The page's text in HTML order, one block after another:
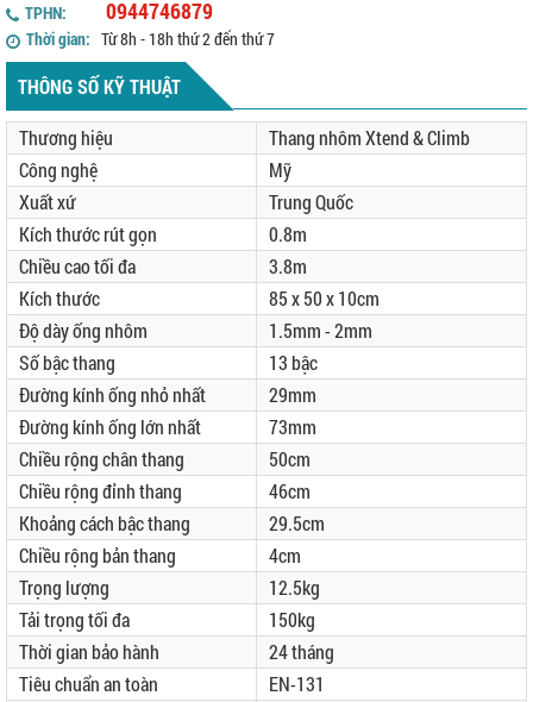
TPHN:
0944746879
Thời gian: Từ 8h - 18h thứ 2 đến thứ 7
THÔNG SỐ KỸ THUẬT
Thương hiệu
Thang nhôm Xtend & Climb
Công nghệ
Mỹ
Xuất xứ
Trung Quốc
Kích thước rút gọn
0.8m
Chiều cao tối đa
3.8m
Kích thước
85 x 50 x 10cm
Độ dày ống nhôm
1.5mm - 2mm
Số bậc thang
13 bậc
Đường kính ống nhỏ nhất
29mm
Đường kính ống lớn nhất
73mm
Chiều rộng chân thang
50cm
Chiều rộng đỉnh thang
46cm
Khoảng cách bậc thang
29.5cm
Chiều rộng bản thang
4cm
Trọng lượng
12.5kg
Tải trọng tối đa
150kg
Thời gian bảo hành
24 tháng
Tiêu chuẩn an toàn
EN-131